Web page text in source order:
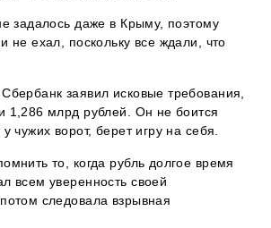
задалось даже в Крыму, поэтому
не ехал, поскольку все ждали, что
заявил исковые требования,
1,286 млрд рублей. Он не боится
у чужих ворот, берет игру на себя.
то, когда рубль долгое время
всем уверенность своей
следовала взрывная